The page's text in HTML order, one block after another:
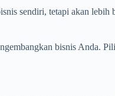
sendiri, tetapi akan
bisnis Anda.